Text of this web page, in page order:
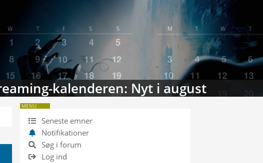
TV-databasen: Sammenlign TV
MENU
Seneste emner
Notifikationer
Søg i forum
Log ind